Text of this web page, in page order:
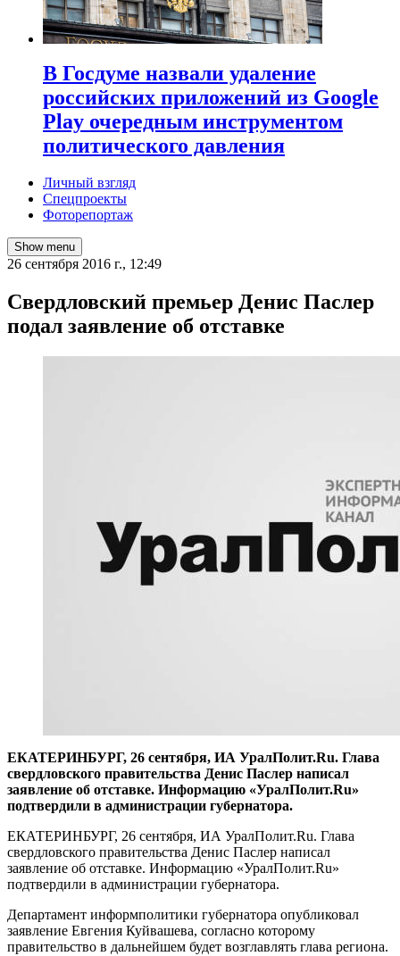
В Госдуме назвали удаление
российских приложений из Google
Play очередным инструментом
политического давления
Личный взгляд
Спецпроекты
Фоторепортаж
Show menu
26 сентября 2016 г., 12:49
Свердловский премьер Денис Паслер
подал заявление об отставке
ЕКАТЕРИНБУРГ, 26 сентября, ИА УралПолит.Ru. Глава
свердловского правительства Денис Паслер написал
заявление об отставке. Информацию «УралПолит.Ru»
подтвердили в администрации губернатора.
ЕКАТЕРИНБУРГ, 26 сентября, ИА УралПолит.Ru. Глава
свердловского правительства Денис Паслер написал
заявление об отставке. Информацию «УралПолит.Ru»
подтвердили в администрации губернатора.
Департамент информполитики губернатора опубликовал
заявление Евгения Куйвашева, согласно которому
правительство в дальнейшем будет возглавлять глава региона.